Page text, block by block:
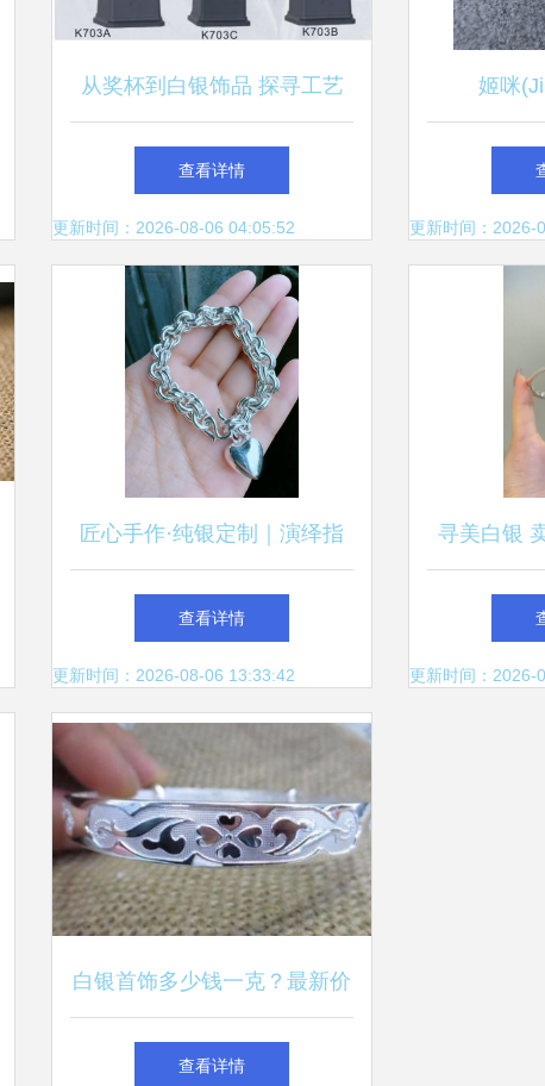
从奖杯到白银饰品 探寻工艺
品金属定制背后的价值密码
查看详情
更新时间：2026-08-06 04:05:52
姬咪
更新时间：2026-
匠心手作·纯银定制｜演绎指
尖的轻奢柔情
查看详情
更新时间：2026-08-06 13:33:42
寻美白银
的
更新时间：2026-
白银首饰多少钱一克？最新价
格与选购指南
查看详情